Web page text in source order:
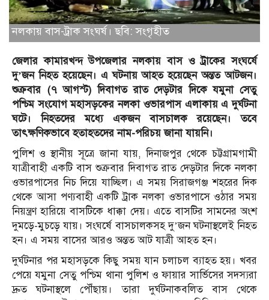
নলকায় বাস-ট্রাক সংঘর্ষ। ছবি: সংগৃহীত
জেলার কামারখন্দ উপজেলার নলকায় বাস ও ট্রাকের সংঘর্ষে
দু’জন নিহত হয়েছেন। এ ঘটনায় আহত হয়েছেন অন্তত আটজন।
শুক্রবার (৭ আগস্ট) দিবাগত রাত দেড়টার দিকে যমুনা সেতু
পশ্চিম সংযোগ মহাসড়কের নলকা ওভারপাস এলাকায় এ দুর্ঘটনা
ঘটে।নিহতদের মধ্যে একজন বাসচালক রয়েছেন। তবে
তাৎক্ষণিকভাবে হতাহতদের নাম-পরিচয় জানা যায়নি।
পুলিশ ও স্থানীয় সূত্রে জানা যায়, দিনাজপুর থেকে চট্টগ্রামগামী
যাত্রীবাহী একটি বাস শুক্রবার দিবাগত রাত দেড়টার দিকে নলকা
ওভারপাসের নিচ দিয়ে যাচ্ছিল। এ সময় সিরাজগঞ্জ শহরের দিক
থেকে আসা পণ্যবাহী একটি ট্রাক নলকা ওভারপাসে ওঠার সময়
নিয়ন্ত্রণ হারিয়ে বাসটিকে ধাক্কা দেয়। এতে বাসটির সামনের অংশ
দুমড়ে-মুচড়ে যায়। সংঘর্ষে বাসচালকসহ দু’জন ঘটনাস্থলেই নিহত
হন। এ সময় বাসের আরও অন্তত আট যাত্রী আহত হন।
দুর্ঘটনার পর মহাসড়কে কিছু সময় যান চলাচল ব্যাহত হয়। খবর
পেয়ে যমুনা সেতু পশ্চিম থানা পুলিশ ও ফায়ার সার্ভিসের সদস্যরা
দ্রুত ঘটনাস্থলে পৌঁছায়। তারা দুর্ঘটনাকবলিত বাস থেকে